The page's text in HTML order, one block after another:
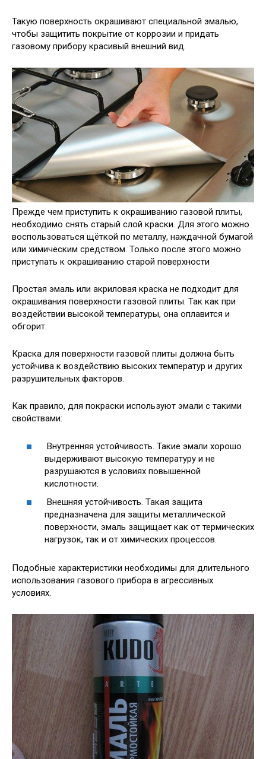
Такую поверхность окрашивают специальной эмалью,
чтобы защитить покрытие от коррозии и придать
газовому прибору красивый внешний вид.
Прежде чем приступить к окрашиванию газовой плиты,
необходимо снять старый слой краски. Для этого можно
воспользоваться щёткой по металлу, наждачной бумагой
или химическим средством. Только после этого можно
приступать к окрашиванию старой поверхности
Простая эмаль или акриловая краска не подходит для
окрашивания поверхности газовой плиты. Так как при
воздействии высокой температуры, она оплавится и
обгорит.
Краска для поверхности газовой плиты должна быть
устойчива к воздействию высоких температур и других
разрушительных факторов.
Как правило, для покраски используют эмали с такими
свойствами:
Внутренняя устойчивость. Такие эмали хорошо
выдерживают высокую температуру и не
разрушаются в условиях повышенной
кислотности.
Внешняя устойчивость. Такая защита
предназначена для защиты металлической
поверхности, эмаль защищает как от термических
нагрузок, так и от химических процессов.
Подобные характеристики необходимы для длительного
использования газового прибора в агрессивных
условиях.